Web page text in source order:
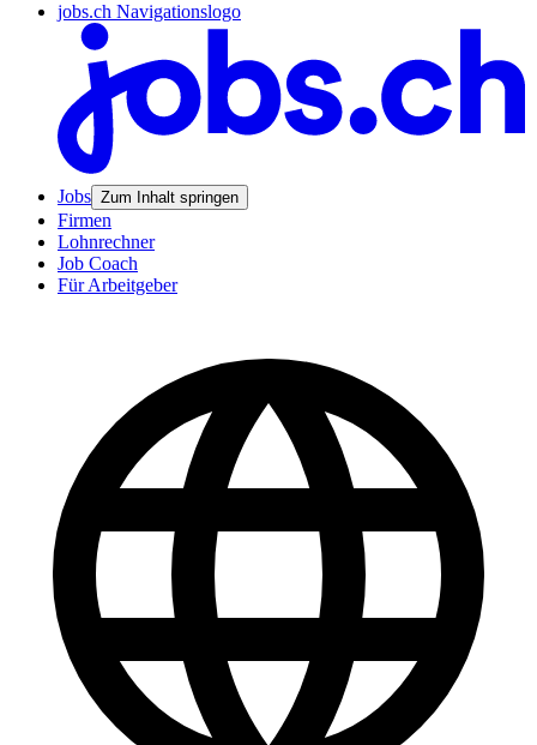
jobs.ch Navigationslogo
Jobs Zum Inhalt springen
Firmen
Lohnrechner
Job Coach
Für Arbeitgeber